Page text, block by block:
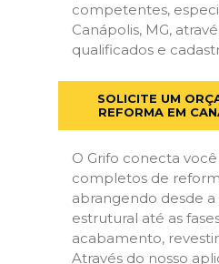
competentes,
Canápolis, MG,
qualificados e
SOLICITE UM
REFORMA EM
O Grifo conecta você
completos de
abrangendo desde a
estrutural até as
acabamento,
Através do nosso